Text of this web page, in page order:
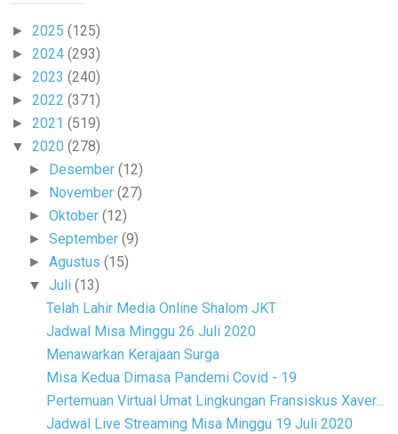
► 2025 (125)
► 2024 (293)
► 2023 (240)
► 2022 (371)
► 2021 (519)
▼ 2020 (278)
► Desember(12)
► November(27)
►Oktober(12)
►September(9)
►Agustus(15)
▼Juli(13)
Telah Lahir Media Online Shalom JKT
Jadwal Misa Minggu 26 Juli 2020
Menawarkan Kerajaan Surga
Misa Kedua Dimasa Pandemi Covid - 19
Pertemuan Virtual Umat Lingkungan Fransiskus Xaver...
Jadwal Live Streaming Misa Minggu 19 Juli 2020